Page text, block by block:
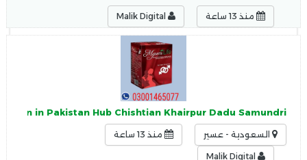
منذ 13 ساعة
in Pakistan Hub Chishtian Khairpur Dadu Samundri
السعودية - عسير منذ 13 ساعة